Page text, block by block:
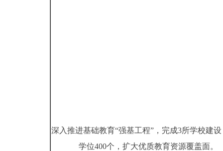
深入推进基础教育“强基工程”，完成3所学校建
学位400个，扩大优质教育资源覆盖面。